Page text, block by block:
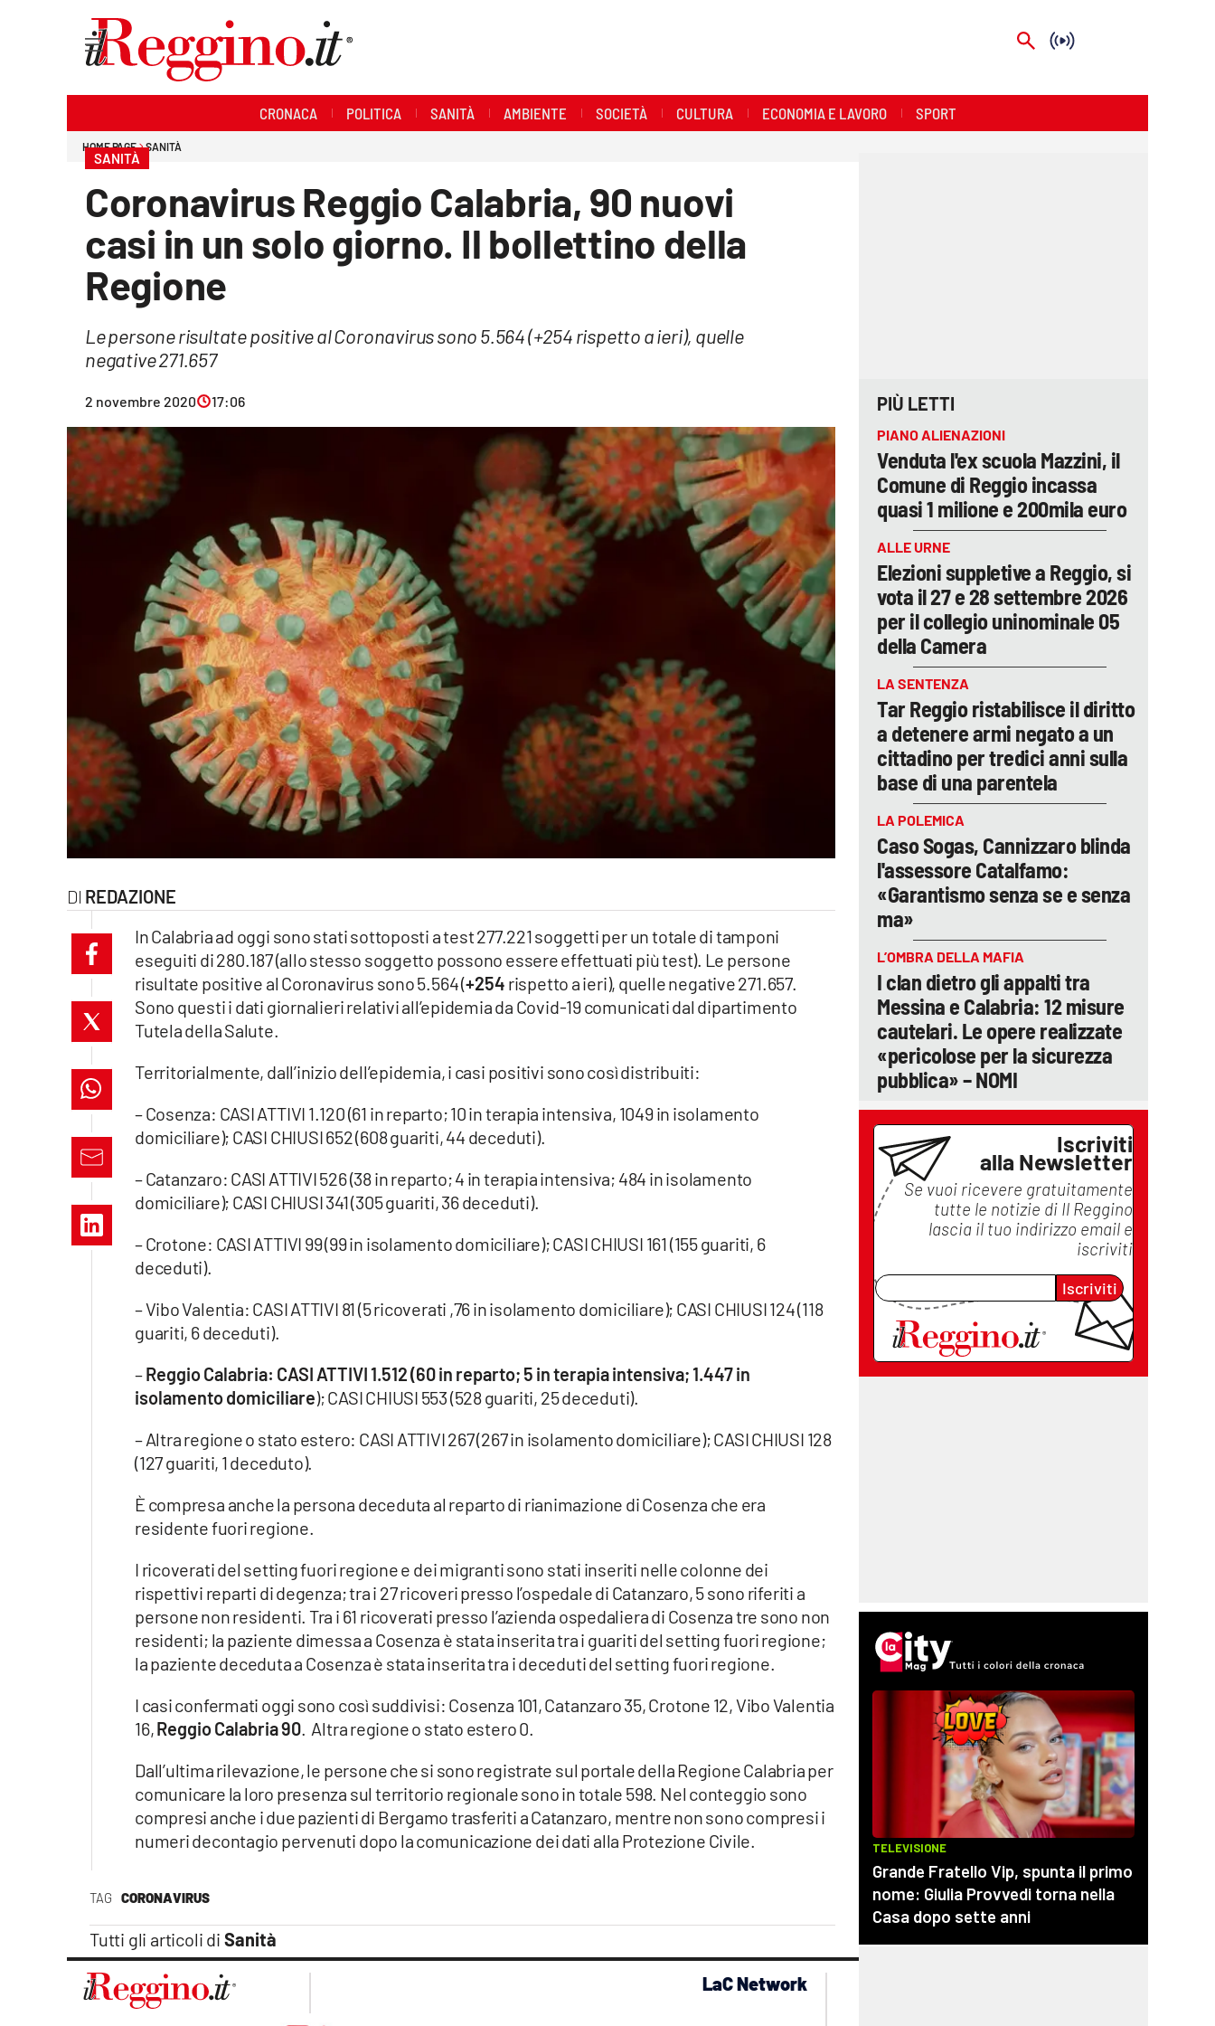
ilvibonese.it
catanzarochannel.it
lacapitalenews.it
CRONACA POLITICA SANITÀ AMBIENTE SOCIETÀ CULTURA ECONOMIA E LAVORO SPORT
HOME PAGE SANITÀ
SANITÀ
Coronavirus Reggio Calabria, 90 nuovi
casi in un solo giorno. Il bollettino della
Regione
Le persone risultate positive al Coronavirus sono 5.564 (+254 rispetto a ieri), quelle
negative 271.657
2 novembre 2020 17:06
REDAZIONE
TAG CORONAVIRUS
Tutti gli articoli di Sanità
In Calabria ad oggi sono stati sottoposti a test 277.221 soggetti per un totale di tamponi
eseguiti di 280.187 (allo stesso soggetto possono essere effettuati più test). Le persone
risultate positive al Coronavirus sono 5.564 (+254 rispetto a ieri), quelle negative 271.657.
Sono questi i dati giornalieri relativi all’epidemia da Covid-19 comunicati dal dipartimento
Tutela della Salute.
Territorialmente, dall’inizio dell’epidemia, i casi positivi sono così distribuiti:
– Cosenza: CASI ATTIVI 1.120 (61 in reparto; 10 in terapia intensiva, 1049 in isolamento
domiciliare); CASI CHIUSI 652 (608 guariti, 44 deceduti).
– Catanzaro: CASI ATTIVI 526 (38 in reparto; 4 in terapia intensiva; 484 in isolamento
domiciliare); CASI CHIUSI 341 (305 guariti, 36 deceduti).
– Crotone: CASI ATTIVI 99 (99 in isolamento domiciliare); CASI CHIUSI 161 (155 guariti, 6
deceduti).
– Vibo Valentia: CASI ATTIVI 81 (5 ricoverati ,76 in isolamento domiciliare); CASI CHIUSI 124 (118
guariti, 6 deceduti).
–Reggio Calabria: CASI ATTIVI 1.512 (60 in reparto; 5 in terapia intensiva; 1.447 in
isolamento domiciliare); CASI CHIUSI 553 (528 guariti, 25 deceduti).
– Altra regione o stato estero: CASI ATTIVI 267 (267 in isolamento domiciliare); CASI CHIUSI 128
(127 guariti, 1 deceduto).
È compresa anche la persona deceduta al reparto di rianimazione di Cosenza che era
residente fuori regione.
I ricoverati del setting fuori regione e dei migranti sono stati inseriti nelle colonne dei
rispettivi reparti di degenza; tra i 27 ricoveri presso l’ospedale di Catanzaro, 5 sono riferiti a
persone non residenti. Tra i 61 ricoverati presso l’azienda ospedaliera di Cosenza tre sono non
residenti; la paziente dimessa a Cosenza è stata inserita tra i guariti del setting fuori regione;
la paziente deceduta a Cosenza è stata inserita tra i deceduti del setting fuori regione.
I casi confermati oggi sono così suddivisi: Cosenza 101, Catanzaro 35, Crotone 12, Vibo Valentia
16,Reggio Calabria 90. Altra regione o stato estero 0.
Dall’ultima rilevazione, le persone che si sono registrate sul portale della Regione Calabria per
comunicare la loro presenza sul territorio regionale sono in totale 598. Nel conteggio sono
compresi anche i due pazienti di Bergamo trasferiti a Catanzaro, mentre non sono compresi i
numeri decontagio pervenuti dopo la comunicazione dei dati alla Protezione Civile.
PIÙ LETTI
PIANO ALIENAZIONI
Venduta l'ex scuola Mazzini, il
Comune di Reggio incassa
quasi 1 milione e 200mila euro
ALLE URNE
Elezioni suppletive a Reggio, si
vota il 27 e 28 settembre 2026
per il collegio uninominale 05
della Camera
LA SENTENZA
Tar Reggio ristabilisce il diritto
a detenere armi negato a un
cittadino per tredici anni sulla
base di una parentela
LA POLEMICA
Caso Sogas, Cannizzaro blinda
l'assessore Catalfamo:
«Garantismo senza se e senza
ma»
L’OMBRA DELLA MAFIA
I clan dietro gli appalti tra
Messina e Calabria: 12 misure
cautelari. Le opere realizzate
«pericolose per la sicurezza
pubblica» – NOMI
Iscriviti
alla Newsletter
Se vuoi ricevere gratuitamente
tutte le notizie di Il Reggino
lascia il tuo indirizzo email e
iscriviti
Iscriviti
LaC Network